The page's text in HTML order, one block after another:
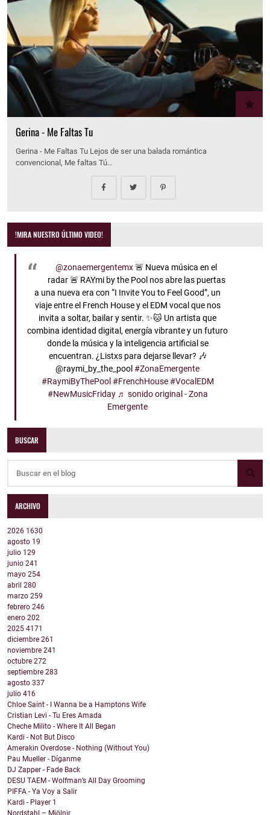
Gerina - Me Faltas Tu
Gerina - Me Faltas Tu Lejos de ser una balada romántica
convencional, Me faltas Tú…
!MIRA NUESTRO ÚLTIMO VIDEO!
@zonaemergentemx🚨 Nueva música en el
radar 🚨 RAYmi by the Pool nos abre las puertas
a una nueva era con “I Invite You to Feel Good”, un
viaje entre el French House y el EDM vocal que nos
invita a soltar, bailar y sentir. ✨🐱 Un artista que
combina identidad digital, energía vibrante y un futuro
donde la música y la inteligencia artificial se
encuentran. ¿Listxs para dejarse llevar? 🎶
@raymi_by_the_pool#ZonaEmergente
#RaymiByThePool #FrenchHouse #VocalEDM
#NewMusicFriday ♬ sonido original - Zona
Emergente
BUSCAR
ARCHIVO
2026 1630
agosto 19
julio 129
junio 241
mayo 254
abril 280
marzo 259
febrero 246
enero 202
2025 4171
diciembre 261
noviembre 241
octubre 272
septiembre 283
agosto 337
julio 416
Chloe Saint - I Wanna be a Hamptons Wife
Cristian Levi - Tu Eres Amada
Cheche Milito - Where It All Began
Kardi - Not But Disco
Amerakin Overdose - Nothing (Without You)
Pau Mueller - Díganme
DJ Zapper - Fade Back
DESU TAEM - Wolfman’s All Day Grooming
PIFFA - Ya Voy a Salir
Kardi - Player 1
Nordstahl – Mjölnir